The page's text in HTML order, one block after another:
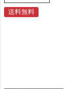
送料無料